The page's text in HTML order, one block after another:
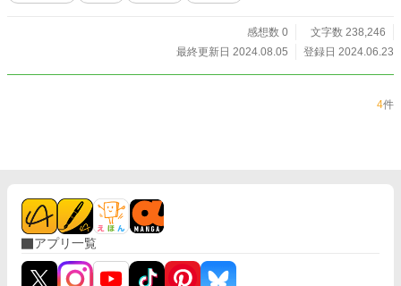
感想数 0
文字数 238,246
最終更新日 2024.08.05
登録日 2024.06.23
4件
アプリ一覧